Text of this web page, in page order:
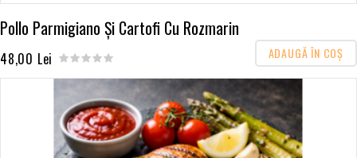
Pollo Parmigiano Și Cartofi Cu Rozmarin
48,00 Lei ADAUGĂ ÎN COŞ